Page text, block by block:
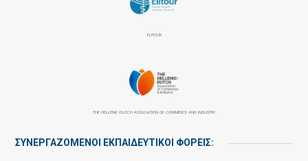
ELITOUR
THE HELLENIC-DUTCH ASSOCIATION OF COMMERCE AND INDUSTRY
ΣΥΝΕΡΓΑΖΌΜΕΝΟΙ ΕΚΠΑΙΔΕΥΤΙΚΟΊ ΦΟΡΕΊΣ: